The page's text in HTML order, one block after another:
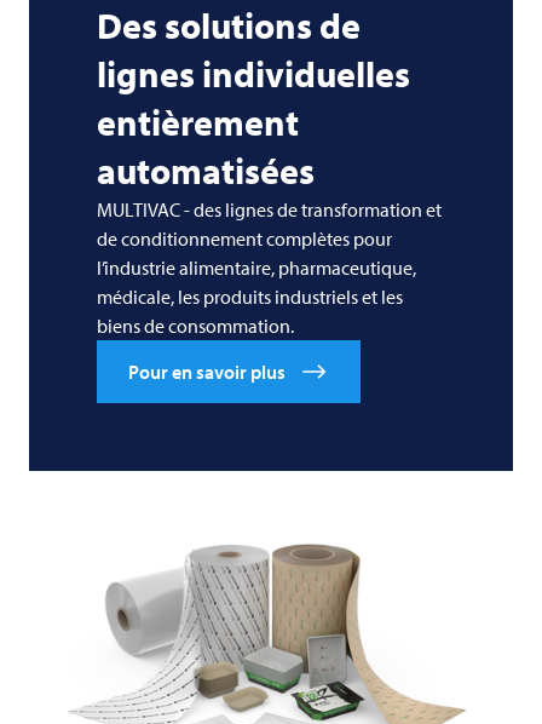
Des solutions de
lignes individuelles
entièrement
automatisées
MULTIVAC - des lignes de transformation et
de conditionnement complètes pour
l’industrie alimentaire, pharmaceutique,
médicale, les produits industriels et les
biens de consommation.
Pour en savoir plus